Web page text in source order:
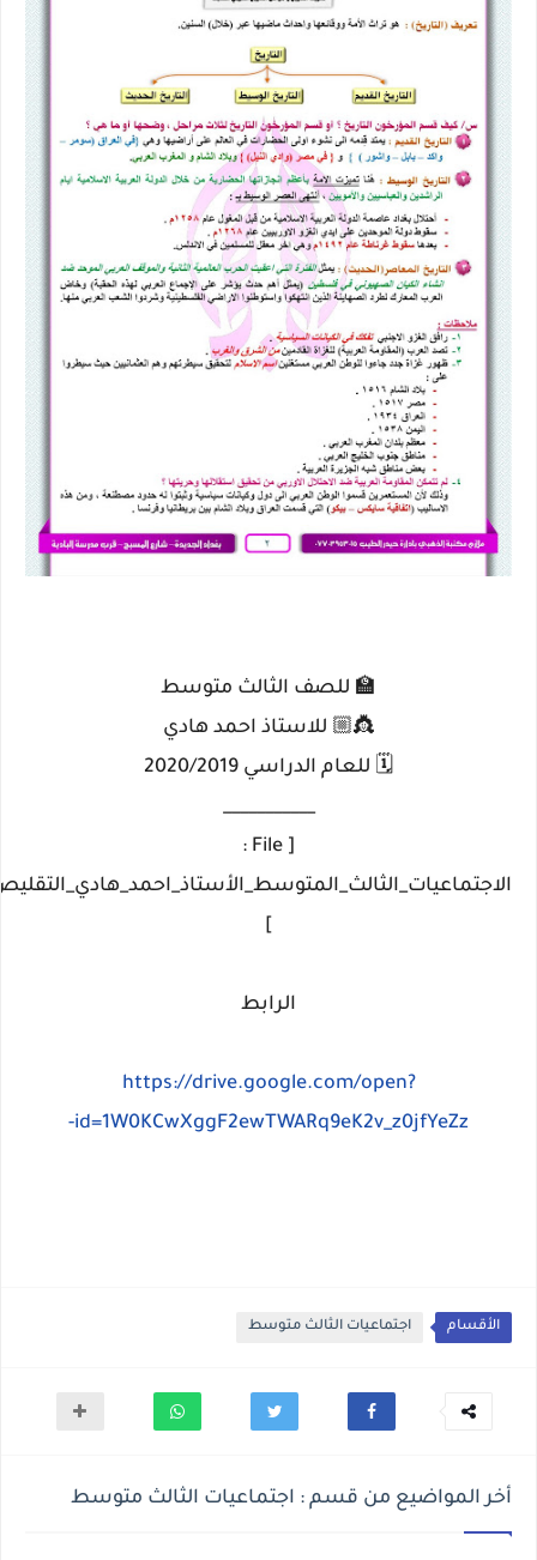
🏫 للصف الثالث متوسط
👸🏼 للاستاذ احمد هادي
🗓 للعام الدراسي 2020/2019
___________
[ File :
]
الرابط
https://drive.google.com/open?
id=1W0KCwXggF2ewTWARq9eK2v_z0jfYeZz-
الأقسام اجتماعيات الثالث متوسط
أخر المواضيع من قسم : اجتماعيات الثالث متوسط